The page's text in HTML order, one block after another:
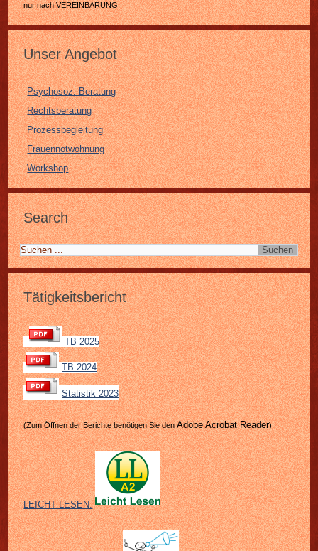
nur nach VEREINBARUNG.
Unser Angebot
Psychosoz. Beratung
Rechtsberatung
Prozessbegleitung
Frauennotwohnung
Workshop
Search
Tätigkeitsbericht
TB 2025
TB 2024
Statistik 2023
(Zum Öffnen der Berichte benötigen Sie denAdobe Acrobat Reader)
LEICHT LESEN: